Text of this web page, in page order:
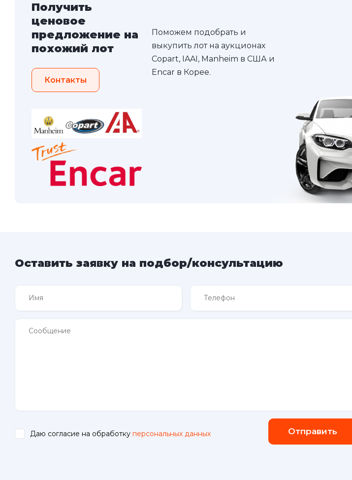
Получить
ценовое
предложение на
похожий лот
Контакты
Поможем подобрать и
выкупить лот на аукционах
Copart, IAAI, Manheim в США и
Encar в Корее.
Оставить заявку на подбор/консультацию
Даю согласие на обработку персональных данных Отправить